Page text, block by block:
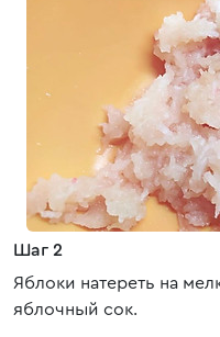
Шаг 2
Яблоки натереть на
яблочный сок.